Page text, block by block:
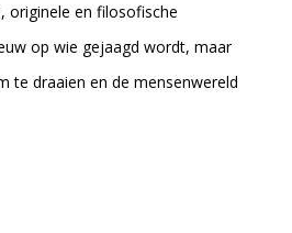
originele en filosofische
op wie gejaagd wordt, maar
te draaien en de mensenwereld